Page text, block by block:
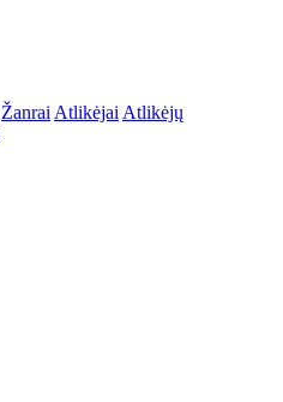
Žanrai Atlikėjai Atlikėjų